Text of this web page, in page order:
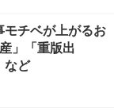
モチベが上がるお
」「重版出
など